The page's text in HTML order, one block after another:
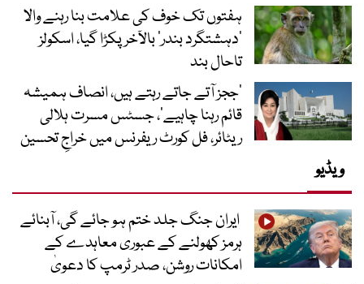
ہفتوں تک خوف کی علامت بنا رہنے والا
‘دہشتگرد بندر’ بالآخر پکڑا گیا، اسکولز
تاحال بند
’ججز آتے جاتے رہتے ہیں، انصاف ہمیشہ
قائم رہنا چاہیے‘، جسٹس مسرت ہلالی
ریٹائر، فل کورٹ ریفرنس میں خراجِ تحسین
ویڈیو
ایران جنگ جلد ختم ہو جائے گی، آبنائے
ہرمز کھولنے کے عبوری معاہدے کے
امکانات روشن، صدر ٹرمپ کا دعویٰ